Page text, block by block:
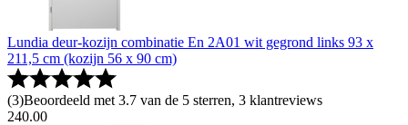
Lundia deur-kozijn combinatie En 2A01 wit gegrond links 93 x
211,5 cm (kozijn 56 x 90 cm)
(3)Beoordeeld met 3.7 van de 5 sterren, 3 klantreviews
240.00